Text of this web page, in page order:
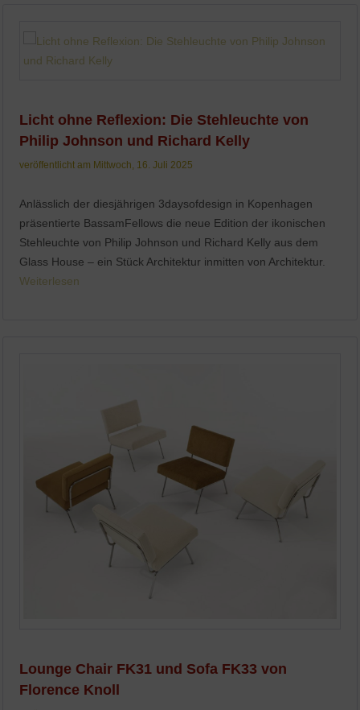
Licht ohne Reflexion: Die Stehleuchte von
Philip Johnson und Richard Kelly
veröffentlicht am Mittwoch, 16. Juli 2025
Anlässlich der diesjährigen 3daysofdesign in Kopenhagen
präsentierte BassamFellows die neue Edition der ikonischen
Stehleuchte von Philip Johnson und Richard Kelly aus dem
Glass House – ein Stück Architektur inmitten von Architektur.
Weiterlesen
Lounge Chair FK31 und Sofa FK33 von
Florence Knoll